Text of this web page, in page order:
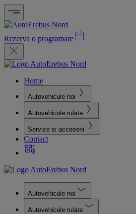
Rezerva o programare
Home
Autovehicule noi
Autovehicule rulate
Service si accesorii
Contact
Autovehicule noi
Autovehicule rulate